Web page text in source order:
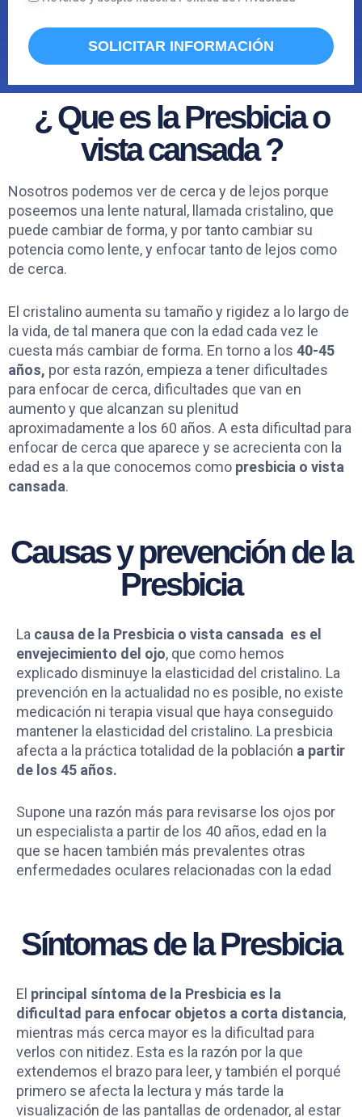
O
E
P
SOLICITAR INFORMACIÓN
¿ Que es la Presbicia o
vista cansada ?
Nosotros podemos ver de cerca y de lejos porque
poseemos una lente natural, llamada cristalino, que
puede cambiar de forma, y por tanto cambiar su
potencia como lente, y enfocar tanto de lejos como
de cerca.
El cristalino aumenta su tamaño y rigidez a lo largo de
la vida, de tal manera que con la edad cada vez le
cuesta más cambiar de forma. En torno a los 40-45
años, por esta razón, empieza a tener dificultades
para enfocar de cerca, dificultades que van en
aumento y que alcanzan su plenitud
aproximadamente a los 60 años. A esta dificultad para
enfocar de cerca que aparece y se acrecienta con la
edad es a la que conocemos como presbicia o vista
cansada.
Causas y prevención de la
Presbicia
La causa de la Presbicia o vista cansada es el
envejecimiento del ojo, que como hemos
explicado disminuye la elasticidad del cristalino. La
prevención en la actualidad no es posible, no existe
medicación ni terapia visual que haya conseguido
mantener la elasticidad del cristalino. La presbicia
afecta a la práctica totalidad de la población a partir
de los 45 años.
Supone una razón más para revisarse los ojos por
un especialista a partir de los 40 años, edad en la
que se hacen también más prevalentes otras
enfermedades oculares relacionadas con la edad
Síntomas de la Presbicia
El principal síntoma de la Presbicia es la
dificultad para enfocar objetos a corta distancia,
mientras más cerca mayor es la dificultad para
verlos con nitidez. Esta es la razón por la que
extendemos el brazo para leer, y también el porqué
primero se afecta la lectura y más tarde la
visualización de las pantallas de ordenador, al estar